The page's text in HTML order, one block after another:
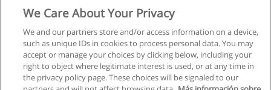
We Care About Your Privacy
We and our partners store and/or access information on a device,
such as unique IDs in cookies to process personal data. You may
accept or manage your choices by clicking below, including your
right to object where legitimate interest is used, or at any time in
the privacy policy page. These choices will be signaled to our